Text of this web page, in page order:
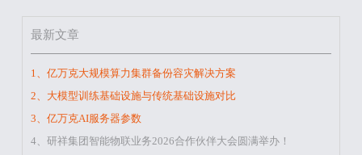
最新文章
1、亿万克大规模算力集群备份容灾解决方案
2、大模型训练基础设施与传统基础设施对比
3、亿万克AI服务器参数
4、研祥集团智能物联业务2026合作伙伴大会圆满举办！